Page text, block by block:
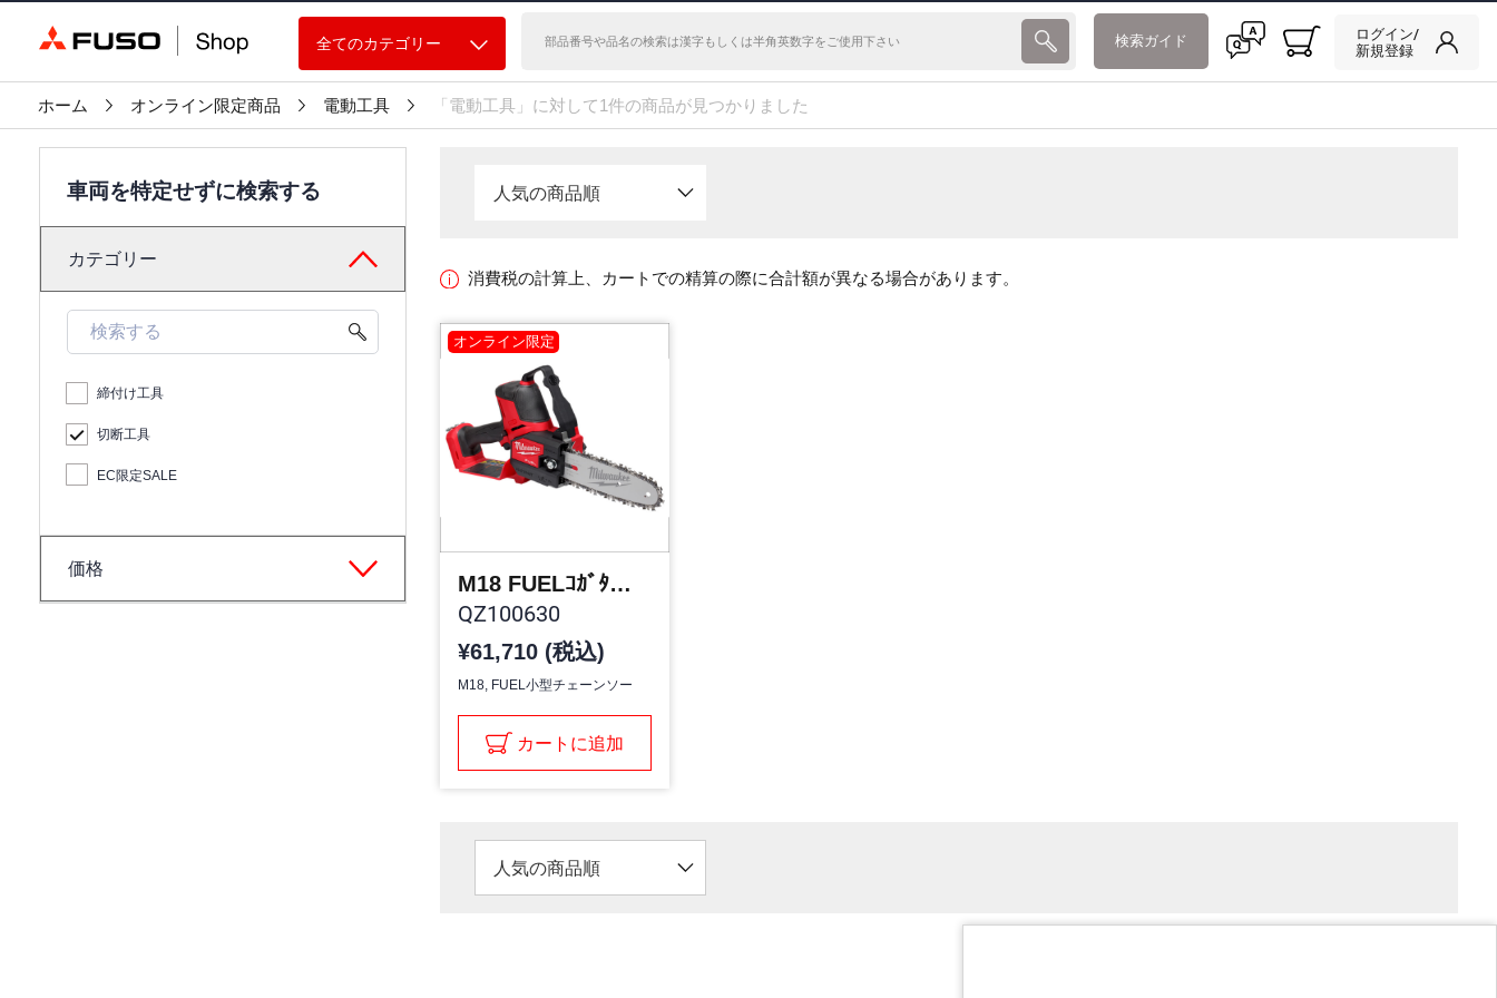
全てのカテゴリー 検索ガイド
ログイン/
新規登録
ホーム オンライン限定商品 電動工具 「電動工具」に対して1件の商品が見つかりました
車両を特定せずに検索する
カテゴリー
締付け工具
切断工具
EC限定SALE
価格
人気の商品順
消費税の計算上、カートでの精算の際に合計額が異なる場合があります。
オンライン限定
M18 FUELｺｶﾞﾀﾁｪｰﾝｿｰ
QZ100630
¥61,710 (税込)
M18, FUEL小型チェーンソー
カートに追加
人気の商品順